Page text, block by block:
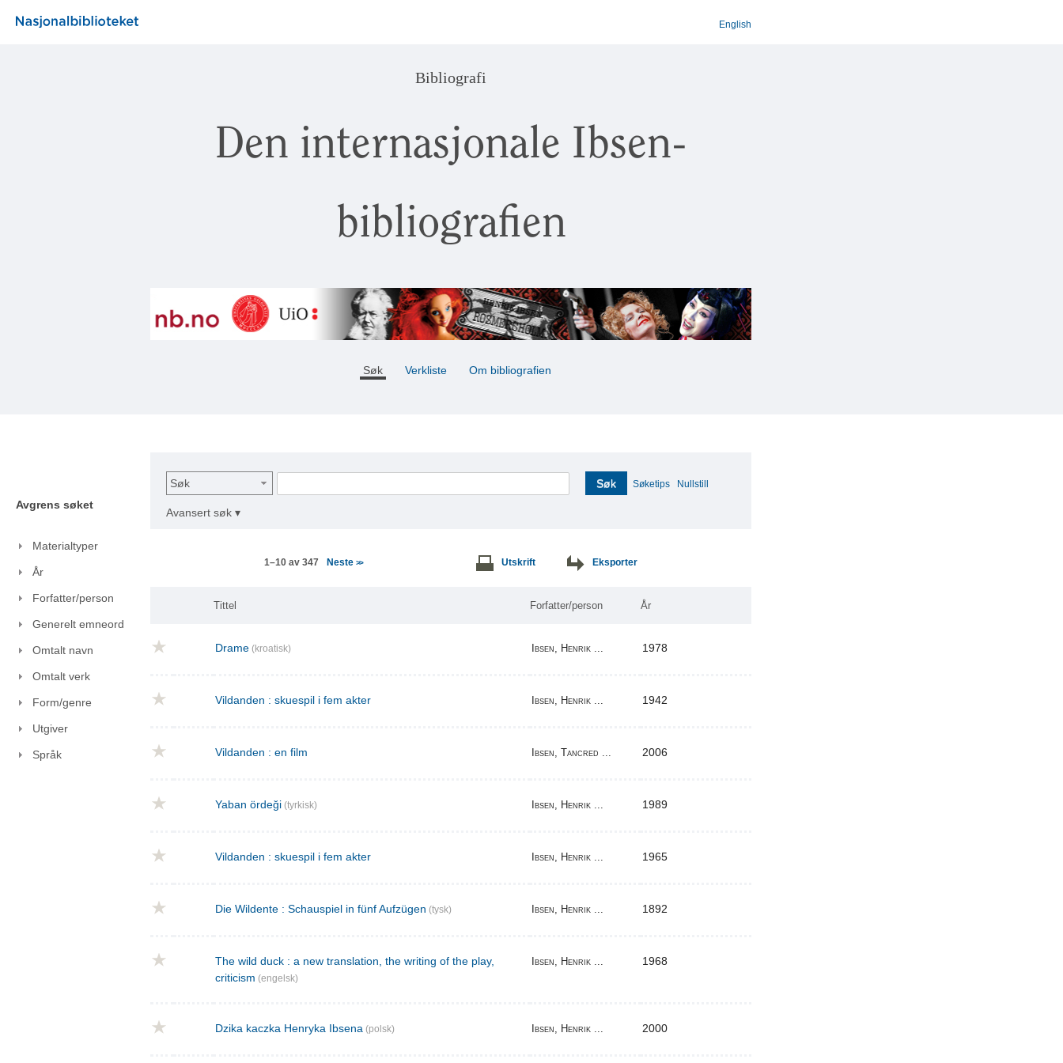
English
Bibliografi
Den internasjonale Ibsen-
bibliografien
Søk Verkliste Om bibliografien
Avgrens søket
Materialtyper
År
Forfatter/person
Generelt emneord
Omtalt navn
Omtalt verk
Form/genre
Utgiver
Språk
Søk Søk Søketips Nullstill
Avansert søk ▾
1–10 av 347 Neste >> Utskrift Eksporter
Tittel Forfatter/person År
Drame (kroatisk) Ibsen, Henrik ... 1978
Vildanden : skuespil i fem akter Ibsen, Henrik ... 1942
Vildanden : en film Ibsen, Tancred ... 2006
Yaban ördeği (tyrkisk) Ibsen, Henrik ... 1989
Vildanden : skuespil i fem akter Ibsen, Henrik ... 1965
Die Wildente : Schauspiel in fünf Aufzügen (tysk) Ibsen, Henrik ... 1892
The wild duck : a new translation, the writing of the play,
criticism (engelsk)
Ibsen, Henrik ... 1968
Dzika kaczka Henryka Ibsena (polsk) Ibsen, Henrik ... 2000